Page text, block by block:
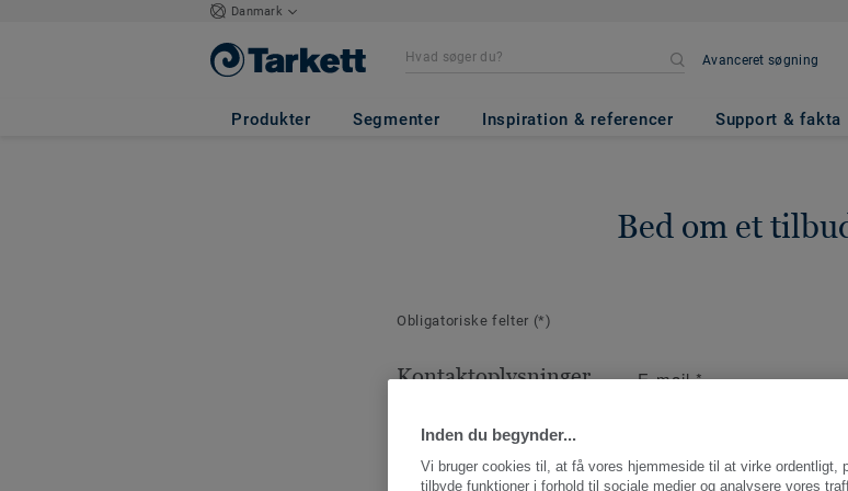
Danmark
Avanceret søgning
Produkter Segmenter Inspiration & referencer Support & fakta
Bed om et
Obligatoriske felter (*)
Kontaktoplysninger
denne bestilling.
E-mail*
Inden du begynder...
Vi bruger cookies til, at få vores hjemmeside til at virke ordentligt,
tilbyde funktioner i forhold til sociale medier og analysere vores